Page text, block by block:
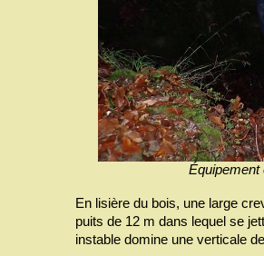
Équipement
En lisière du bois, une large
puits de 12 m dans lequel se
instable domine une verticale